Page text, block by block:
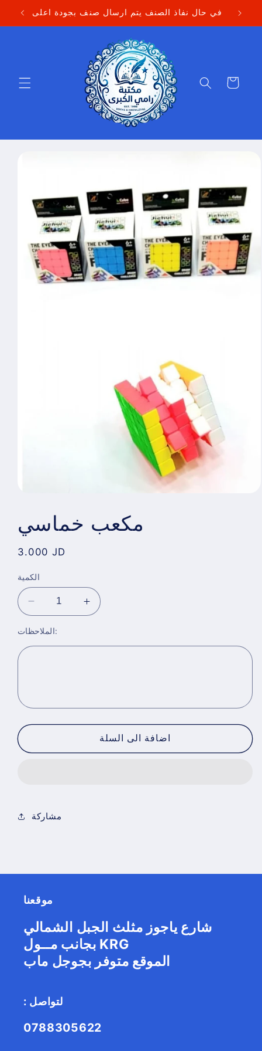
Skip to
content
في حال نفاذ الصنف يتم ارسال صنف بجودة اعلى
Cart
مكعب خماسي
Regular
3.000 JD
الكمية
Decrease
quantity
for
مكعب
Increase
quantity
مكعب
الملاحظات:
اضافة الى السلة
مشاركة
موقعنا
شارع ياجوز مثلث الجبل الشمالي
بجانب مــول KRG
الموقع متوفر بجوجل ماب
: لتواصل
0788305622